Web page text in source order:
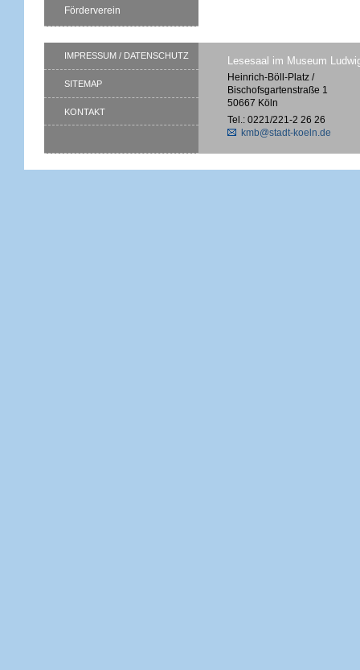
Förderverein
IMPRESSUM / DATENSCHUTZ
SITEMAP
KONTAKT
Lesesaal im Museum
Heinrich-Böll-Platz /
Bischofsgartenstraße 1
50667 Köln
Tel.: 0221/221-2 26 26
kmb@stadt-koeln.de